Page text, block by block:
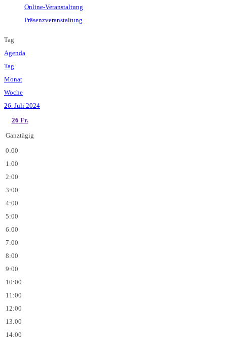
Online-Veranstaltung
Präsenzveranstaltung
Tag
Agenda
Tag
Monat
Woche
26. Juli 2024
26 Fr.
Ganztägig
0:00
1:00
2:00
3:00
4:00
5:00
6:00
7:00
8:00
9:00
10:00
11:00
12:00
13:00
14:00